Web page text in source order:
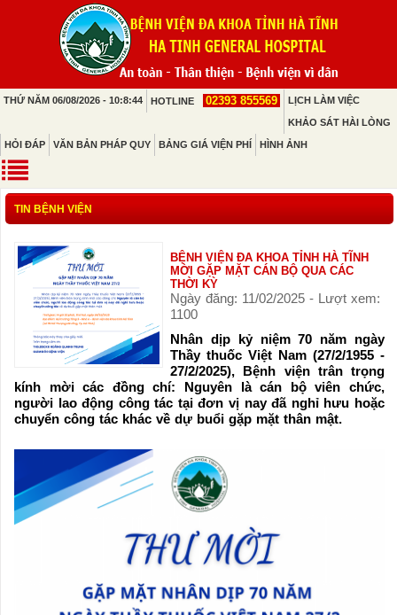
THỨ NĂM 06/08/2026 - 10:8:44 HOTLINE 02393 855569 LỊCH LÀM VIỆC
KHẢO SÁT HÀI LÒNG
HỎI ĐÁP VĂN BẢN PHÁP QUY BẢNG GIÁ VIỆN PHÍ HÌNH ẢNH
TIN BỆNH VIỆN
BỆNH VIỆN ĐA KHOA TỈNH HÀ TĨNH
MỜI GẶP MẶT CÁN BỘ QUA CÁC
THỜI KỲ
Ngày đăng: 11/02/2025 - Lượt xem:
1100
Nhân dịp kỷ niệm 70 năm ngày
Thầy thuốc Việt Nam (27/2/1955 -
27/2/2025), Bệnh viện trân trọng
kính mời các đồng chí: Nguyên là cán bộ viên chức,
người lao động công tác tại đơn vị nay đã nghỉ hưu hoặc
chuyển công tác khác về dự buổi gặp mặt thân mật.